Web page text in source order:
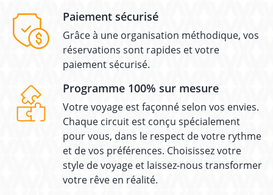
Paiement sécurisé
Grâce à une organisation méthodique, vos
réservations sont rapides et votre
paiement sécurisé.
Programme 100% sur mesure
Votre voyage est façonné selon vos envies.
Chaque circuit est conçu spécialement
pour vous, dans le respect de votre rythme
et de vos préférences. Choisissez votre
style de voyage et laissez-nous transformer
votre rêve en réalité.